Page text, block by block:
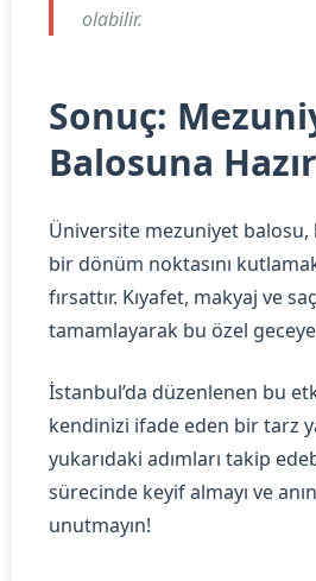
olabilir.
Sonuç:
Balosuna Hazır
Üniversite mezuniyet balosu,
bir dönüm noktasını
fırsattır. Kıyafet, makyaj ve saç
tamamlayarak bu özel
İstanbul’da düzenlenen bu
kendinizi ifade eden bir tarz
yukarıdaki adımları takip
sürecinde keyif almayı ve anın
unutmayın!